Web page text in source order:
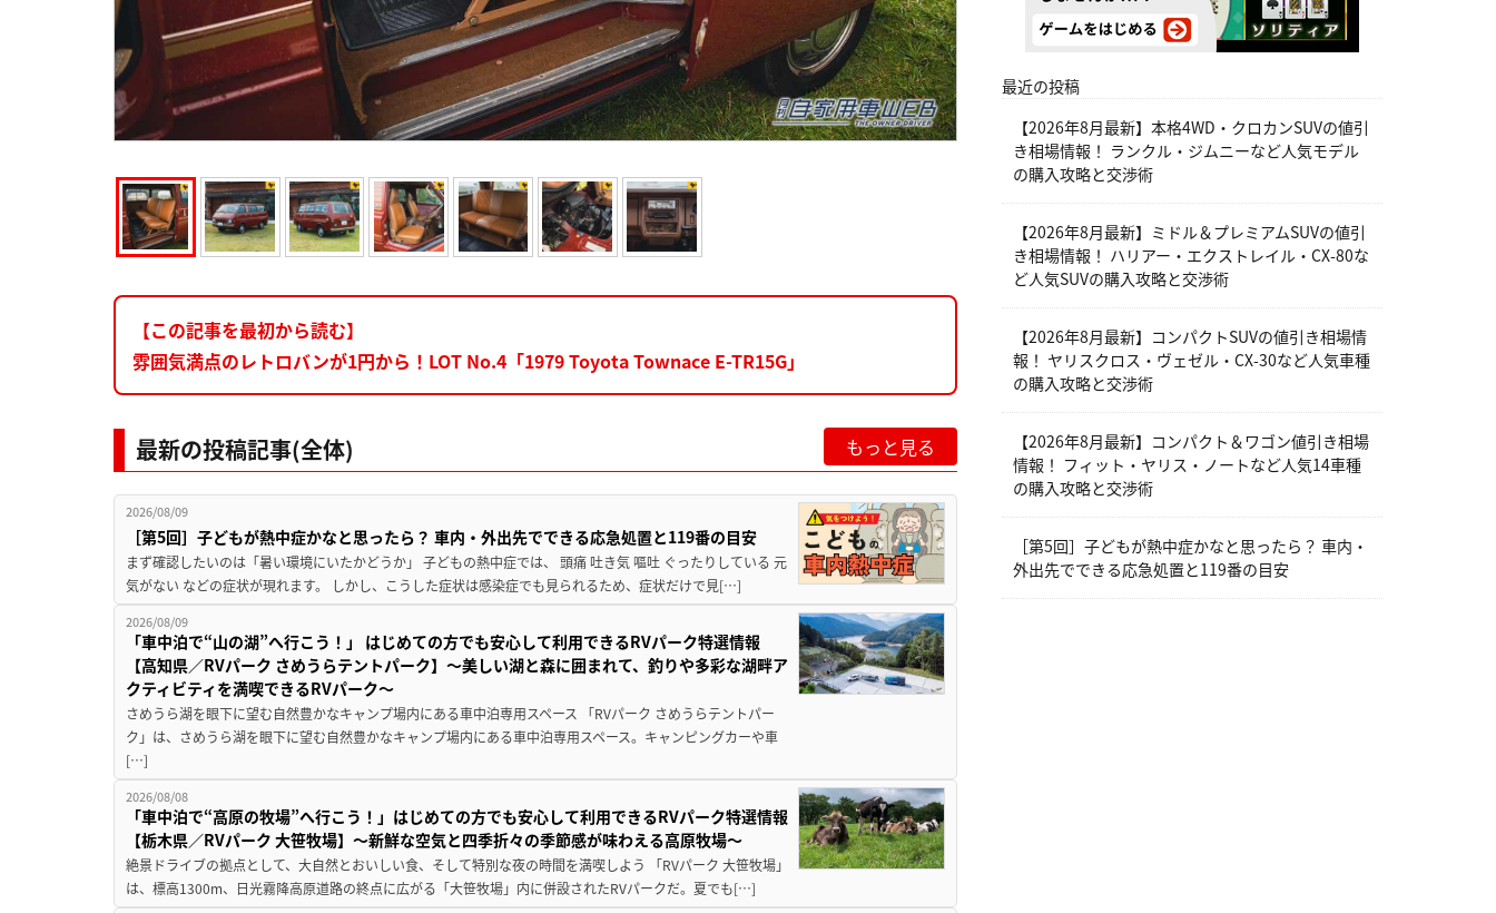
【この記事を最初から読む】
雰囲気満点のレトロバンが1円から！LOT No.4「1979 Toyota Townace E-TR15G」
最新の投稿記事(全体) もっと見る
2026/08/09
［第5回］子どもが熱中症かなと思ったら？ 車内・外出先でできる応急処置と119番の目安
まず確認したいのは「暑い環境にいたかどうか」 子どもの熱中症では、 頭痛 吐き気 嘔吐 ぐったりしている 元
気がない などの症状が現れます。 しかし、こうした症状は感染症でも見られるため、症状だけで見[…]
2026/08/09
「車中泊で“山の湖”へ行こう！」 はじめての方でも安心して利用できるRVパーク特選情報
【高知県／RVパーク さめうらテントパーク】～美しい湖と森に囲まれて、釣りや多彩な湖畔ア
クティビティを満喫できるRVパーク～
さめうら湖を眼下に望む自然豊かなキャンプ場内にある車中泊専用スペース 「RVパーク さめうらテントパー
ク」は、さめうら湖を眼下に望む自然豊かなキャンプ場内にある車中泊専用スペース。キャンピングカーや車
[…]
2026/08/08
「車中泊で“高原の牧場”へ行こう！」はじめての方でも安心して利用できるRVパーク特選情報
【栃木県／RVパーク 大笹牧場】～新鮮な空気と四季折々の季節感が味わえる高原牧場～
絶景ドライブの拠点として、大自然とおいしい食、そして特別な夜の時間を満喫しよう 「RVパーク 大笹牧場」
は、標高1300m、日光霧降高原道路の終点に広がる「大笹牧場」内に併設されたRVパークだ。夏でも[…]
最近の投稿
【2026年8月最新】本格4WD・クロカンSUVの値引
き相場情報！ ランクル・ジムニーなど人気モデル
の購入攻略と交渉術
【2026年8月最新】ミドル＆プレミアムSUVの値引
き相場情報！ ハリアー・エクストレイル・CX-80な
ど人気SUVの購入攻略と交渉術
【2026年8月最新】コンパクトSUVの値引き相場情
報！ ヤリスクロス・ヴェゼル・CX-30など人気車種
の購入攻略と交渉術
【2026年8月最新】コンパクト＆ワゴン値引き相場
情報！ フィット・ヤリス・ノートなど人気14車種
の購入攻略と交渉術
［第5回］子どもが熱中症かなと思ったら？ 車内・
外出先でできる応急処置と119番の目安